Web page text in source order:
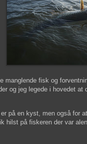
fisk og
og jeg legede i hovedet at
på en kyst, men også for
hilst på fiskeren der var